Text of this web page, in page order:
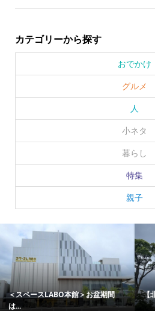
カテゴリーから探す
おでかけ
グルメ
人
小ネタ
暮らし
特集
親子
打ち上げ花火も！ ザ マティルタ... 松